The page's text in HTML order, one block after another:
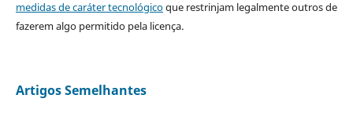
medidas de caráter tecnológicoque restrinjam legalmente outros de
fazerem algo permitido pela licença.
Artigos Semelhantes